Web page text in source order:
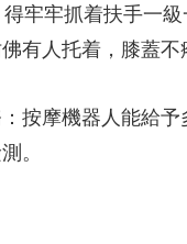
牢抓着扶手一級
有人托着，膝蓋不
摩機器人能給予
。